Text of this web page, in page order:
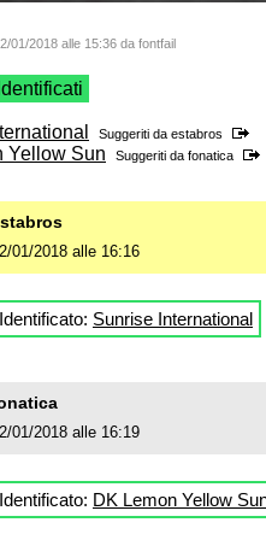
01/2018 alle 15:36 da fontfail
Suggeriti da estabros
Yellow Sun Suggeriti da fonatica
01/2018 alle 16:16
Sunrise International
01/2018 alle 16:19
DK Lemon Yellow